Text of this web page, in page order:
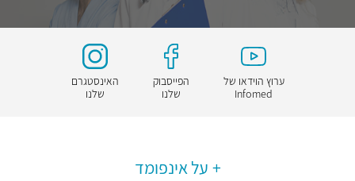
ערוץ הוידאו של
Infomed
הפייסבוק
שלנו
האינסטגרם
שלנו
על אינפומד